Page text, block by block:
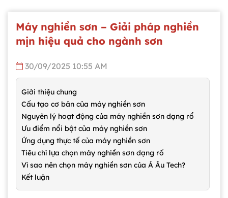
Máy nghiền sơn – Giải pháp nghiền
mịn hiệu quả cho ngành sơn
30/09/2025 10:55 AM
Giới thiệu chung
Cấu tạo cơ bản của máy nghiền sơn
Nguyên lý hoạt động của máy nghiền sơn dạng rổ
Ưu điểm nổi bật của máy nghiền sơn
Ứng dụng thực tế của máy nghiền sơn
Tiêu chí lựa chọn máy nghiền sơn dạng rổ
Vì sao nên chọn máy nghiền sơn của Á Âu Tech?
Kết luận